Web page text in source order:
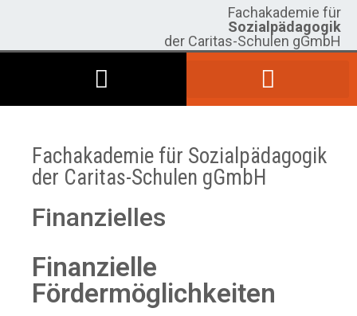
Fachakademie für
Sozialpädagogik
der Caritas-Schulen gGmbH
Fachakademie für Sozialpädagogik
der Caritas-Schulen gGmbH
Finanzielles
Finanzielle
Fördermöglichkeiten